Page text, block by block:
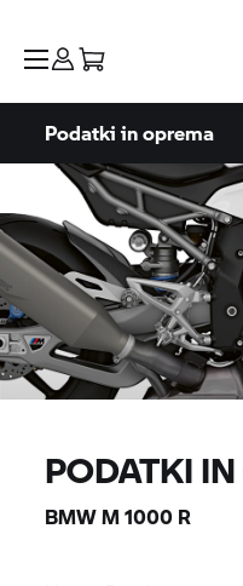
Podatki in oprema
PODATKI
BMW M1000 R